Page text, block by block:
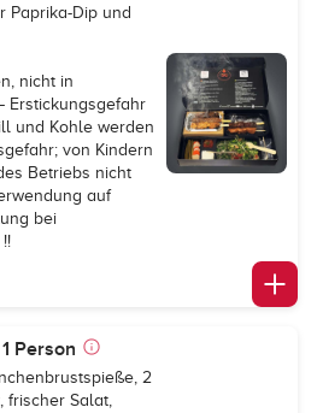
Paprika-Dip und
nicht in
Erstickungsgefahr
und Kohle werden
von Kindern
Betriebs nicht
auf
bei
Person
2
frischer Salat,